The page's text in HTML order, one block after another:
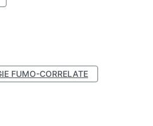
FUMO-CORRELATE